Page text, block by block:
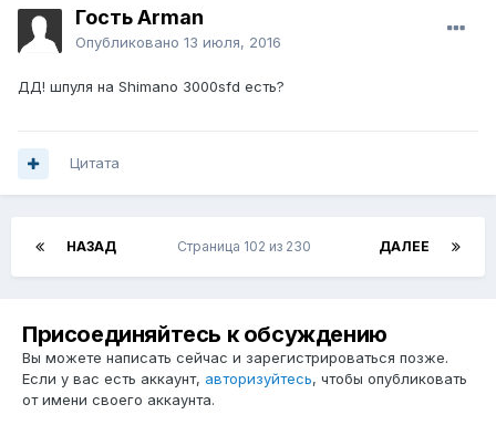
Гость Arman
Опубликовано 13 июля, 2016
ДД! шпуля на Shimano 3000sfd есть?
Цитата
НАЗАД ДАЛЕЕ
Страница 102 из 230
Присоединяйтесь к обсуждению
Вы можете написать сейчас и зарегистрироваться позже.
Если у вас есть аккаунт, авторизуйтесь, чтобы опубликовать
от имени своего аккаунта.